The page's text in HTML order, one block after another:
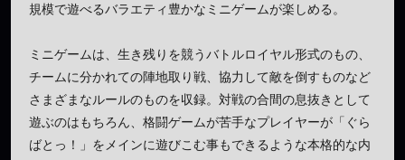
規模で遊べるバラエティ豊かなミニゲームが楽しめる。
ミニゲームは、生き残りを競うバトルロイヤル形式のもの、
チームに分かれての陣地取り戦、協力して敵を倒すものなど
さまざまなルールのものを収録。対戦の合間の息抜きとして
遊ぶのはもちろん、格闘ゲームが苦手なプレイヤーが「ぐら
ばとっ！」をメインに遊びこむ事もできるような本格的な内